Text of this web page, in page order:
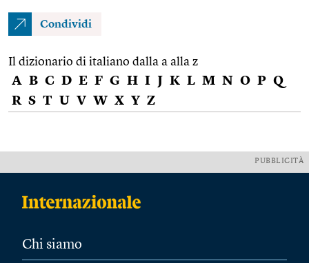
Condividi
Il dizionario di italiano dalla a alla z
A B C D E F G H I J K L M N O P Q
R S T U V W X Y Z
PUBBLICITÀ
Chi siamo